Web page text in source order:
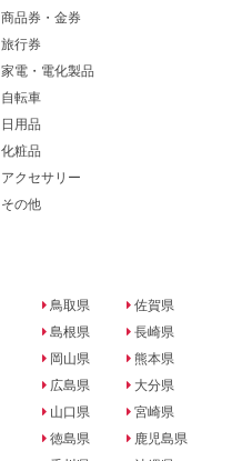
商品券・金券
旅行券
家電・電化製品
自転車
日用品
化粧品
アクセサリー
その他
鳥取県
島根県
岡山県
広島県
山口県
徳島県
佐賀県
長崎県
熊本県
大分県
宮崎県
鹿児島県